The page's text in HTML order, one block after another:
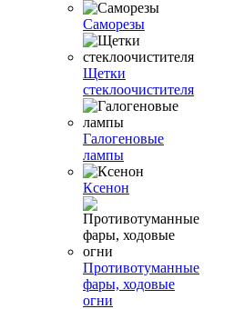
Саморезы
Щетки
стеклоочистителя
Галогеновые
лампы
Ксенон
Противотуманные
фары, ходовые
огни